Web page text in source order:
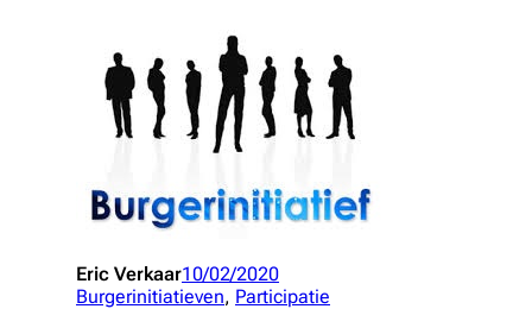
Eric Verkaar10/02/2020
Burgerinitiatieven, Participatie